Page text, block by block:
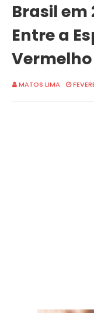
Brasil em
Entre a
Vermelho
MATOS LIMA